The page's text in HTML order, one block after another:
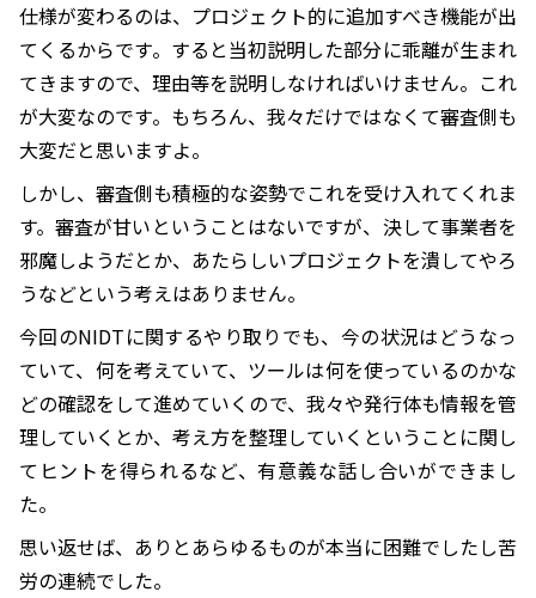
仕様が変わるのは、プロジェクト的に追加すべき機能が出
てくるからです。すると当初説明した部分に乖離が生まれ
てきますので、理由等を説明しなければいけません。これ
が大変なのです。もちろん、我々だけではなくて審査側も
大変だと思いますよ。
しかし、審査側も積極的な姿勢でこれを受け入れてくれま
す。審査が甘いということはないですが、決して事業者を
邪魔しようだとか、あたらしいプロジェクトを潰してやろ
うなどという考えはありません。
今回のNIDTに関するやり取りでも、今の状況はどうなっ
ていて、何を考えていて、ツールは何を使っているのかな
どの確認をして進めていくので、我々や発行体も情報を管
理していくとか、考え方を整理していくということに関し
てヒントを得られるなど、有意義な話し合いができまし
た。
思い返せば、ありとあらゆるものが本当に困難でしたし苦
労の連続でした。